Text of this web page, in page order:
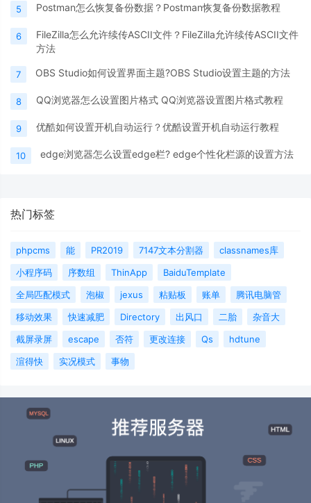
5 Postman怎么恢复备份数据？Postman恢复备份数据教程
6
FileZilla怎么允许续传ASCII文件？FileZilla允许续传ASCII文件
方法
7 OBS Studio如何设置界面主题?OBS Studio设置主题的方法
8 QQ浏览器怎么设置图片格式 QQ浏览器设置图片格式教程
9 优酷如何设置开机自动运行？优酷设置开机自动运行教程
10 edge浏览器怎么设置edge栏? edge个性化栏源的设置方法
热门标签
phpcms 能 PR2019 7147文本分割器
classnames库
小程序码
序数组 ThinApp
BaiduTemplate
全局匹配模式
泡椒 jexus 粘贴板 账单
腾讯电脑管
移动效果
快速减肥 Directory 出风口 二胎
杂音大
截屏录屏
escape 否符 更改连接 Qs
hdtune
渲得快
实况模式 事物